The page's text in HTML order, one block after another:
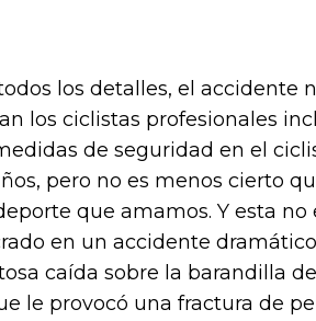
los detalles, el accidente
los ciclistas profesionales
de seguridad en el
pero no es menos cierto
que amamos. Y esta no
en un accidente
caída sobre la barandilla
le provocó una fractura de